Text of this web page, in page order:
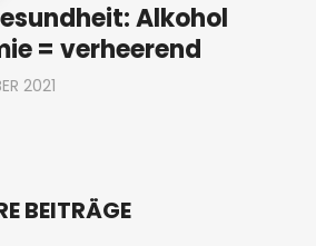
Alkohol
= verheerend
2021
BEITRÄGE